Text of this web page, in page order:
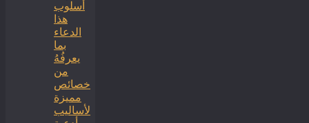
أسلوب
هذا
الدعاء
بما
يعرفُهُ
من
خصائص
مميزة
لأساليب